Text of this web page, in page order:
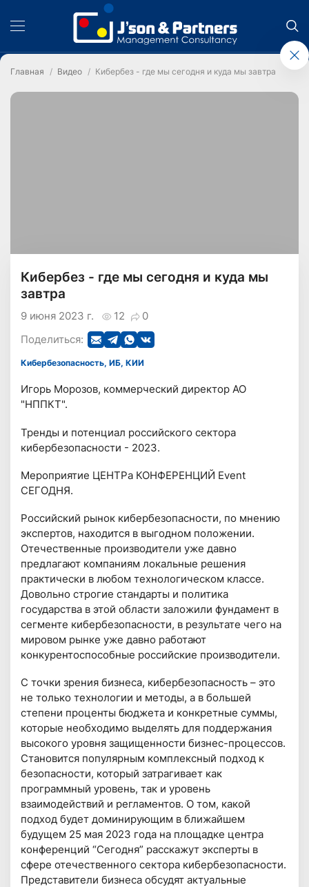
Главная Видео Кибербез - где мы сегодня и куда мы завтра
Кибербез - где мы сегодня и куда мы
завтра
12 0
9 июня 2023 г.
Поделиться:
Кибербезопасность, ИБ, КИИ
Игорь Морозов, коммерческий директор АО
"НППКТ".
Тренды и потенциал российского сектора
кибербезопасности - 2023.
Мероприятие ЦЕНТРа КОНФЕРЕНЦИЙ Event
СЕГОДНЯ.
Российский рынок кибербезопасности, по мнению
экспертов, находится в выгодном положении.
Отечественные производители уже давно
предлагают компаниям локальные решения
практически в любом технологическом классе.
Довольно строгие стандарты и политика
государства в этой области заложили фундамент в
сегменте кибербезопасности, в результате чего на
мировом рынке уже давно работают
конкурентоспособные российские производители.
С точки зрения бизнеса, кибербезопасность – это
не только технологии и методы, а в большей
степени проценты бюджета и конкретные суммы,
которые необходимо выделять для поддержания
высокого уровня защищенности бизнес-процессов.
Становится популярным комплексный подход к
безопасности, который затрагивает как
программный уровень, так и уровень
взаимодействий и регламентов. О том, какой
подход будет доминирующим в ближайшем
будущем 25 мая 2023 года на площадке центра
конференций “Сегодня” расскажут эксперты в
сфере отечественного сектора кибербезопасности.
Представители бизнеса обсудят актуальные